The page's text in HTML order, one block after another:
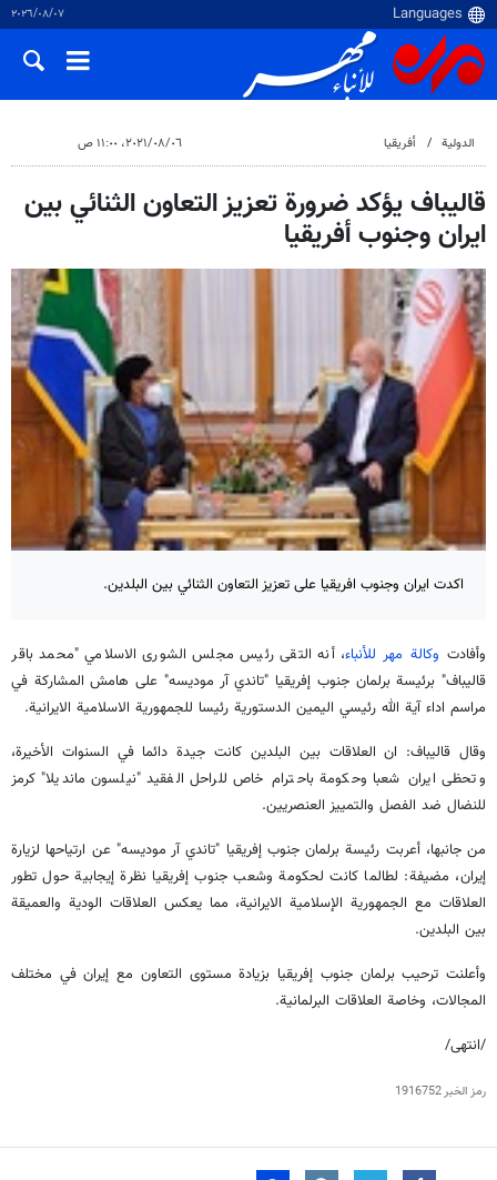
٠٧‏/٠٨‏/٢٠٢٦
الدولية أفريقيا ٠٦‏/٠٨‏/٢٠٢١، ١١:٠٠ ص
قاليباف يؤكد ضرورة تعزيز التعاون الثنائي بين
ايران وجنوب أفريقيا
اكدت ايران وجنوب افريقيا على تعزيز التعاون الثنائي بين البلدين.
وأفادت وكالة مهر للأنباء، أنه التقى رئيس مجلس الشورى الاسلامي "محمد باقر
قاليباف" برئيسة برلمان جنوب إفريقيا "تاندي آر موديسه" على هامش المشاركة في
مراسم اداء آية الله رئيسي اليمين الدستورية رئيسا للجمهورية الاسلامية الايرانية.
وقال قاليباف: ان العلاقات بين البلدين كانت جيدة دائما في السنوات الأخيرة،
وتحظى ايران شعبا وحكومة باحترام خاص للراحل الفقيد "نيلسون مانديلا" كرمز
للنضال ضد الفصل والتمييز العنصريين.
من جانبها، أعربت رئيسة برلمان جنوب إفريقيا "تاندي آر موديسه" عن ارتياحها لزيارة
إيران، مضيفة: لطالما كانت لحكومة وشعب جنوب إفريقيا نظرة إيجابية حول تطور
العلاقات مع الجمهورية الإسلامية الايرانية، مما يعكس العلاقات الودية والعميقة
بين البلدين.
وأعلنت ترحيب برلمان جنوب إفريقيا بزيادة مستوى التعاون مع إيران في مختلف
المجالات، وخاصة العلاقات البرلمانية.
/انتهى/
رمز الخبر1916752